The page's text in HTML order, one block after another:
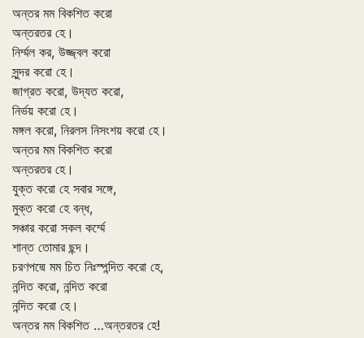
অন্তর মম বিকশিত করো
অন্তরতর হে।
নির্ম্মল কর, উজ্জ্বল করো
সুন্দর করো হে।
জাগ্রত করো, উদ্যত করো,
নির্ভয় করো হে।
মঙ্গল করো, নিরলস নিসংশয় করো হে।
অন্তর মম বিকশিত করো
অন্তরতর হে।
যুক্ত করো হে সবার সঙ্গে,
মুক্ত করো হে বন্ধ,
সঞ্চার করো সকল কর্ম্মে
শান্ত তোমার ছন্দ।
চরণপদ্মে মম চিত নিঃস্পন্দিত করো হে,
নন্দিত করো, নন্দিত করো
নন্দিত করো হে।
অন্তর মম বিকশিত …অন্তরতর হে!